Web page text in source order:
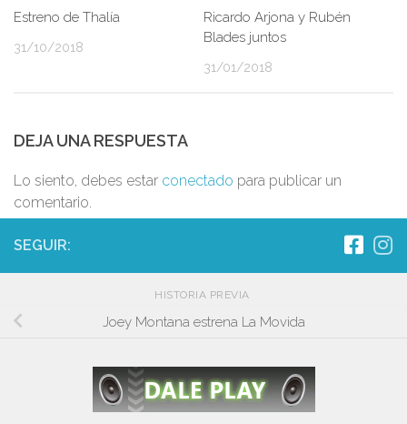
Estreno de Thalía
31/10/2018
Ricardo Arjona y Rubén
Blades juntos
31/01/2018
DEJA UNA RESPUESTA
Lo siento, debes estar conectado para publicar un
comentario.
SEGUIR:
HISTORIA PREVIA
Joey Montana estrena La Movida